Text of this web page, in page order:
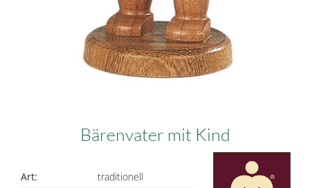
Bärenvater mit Kind
Art:
traditionell